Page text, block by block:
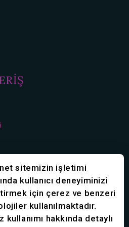
Cd. No:16 Kadıköy/İstanbul
sitemizin işletimi
kullanıcı deneyiminizi
için çerez ve benzeri
kullanılmaktadır.
kullanımı hakkında detaylı